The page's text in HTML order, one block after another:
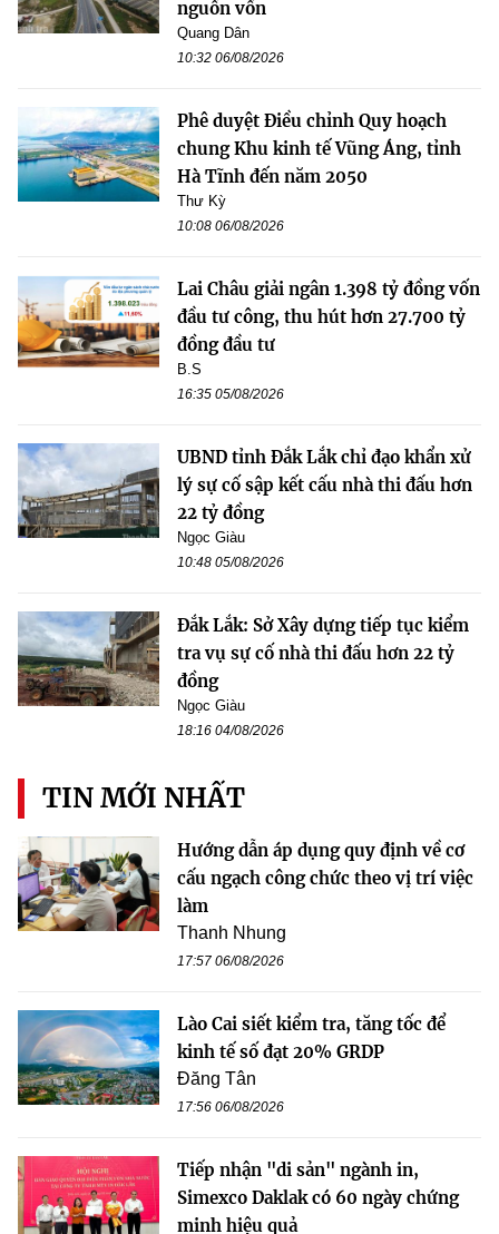
nguồn vốn
Quang Dân
10:32 06/08/2026
Phê duyệt Điều chỉnh Quy hoạch
chung Khu kinh tế Vũng Áng, tỉnh
Hà Tĩnh đến năm 2050
Thư Kỳ
10:08 06/08/2026
Lai Châu giải ngân 1.398 tỷ đồng vốn
đầu tư công, thu hút hơn 27.700 tỷ
đồng đầu tư
B.S
16:35 05/08/2026
UBND tỉnh Đắk Lắk chỉ đạo khẩn xử
lý sự cố sập kết cấu nhà thi đấu hơn
22 tỷ đồng
Ngọc Giàu
10:48 05/08/2026
Đắk Lắk: Sở Xây dựng tiếp tục kiểm
tra vụ sự cố nhà thi đấu hơn 22 tỷ
đồng
Ngọc Giàu
18:16 04/08/2026
TIN MỚI NHẤT
Hướng dẫn áp dụng quy định về cơ
cấu ngạch công chức theo vị trí việc
làm
Thanh Nhung
17:57 06/08/2026
Lào Cai siết kiểm tra, tăng tốc để
kinh tế số đạt 20% GRDP
Đăng Tân
17:56 06/08/2026
Tiếp nhận "di sản" ngành in,
Simexco Daklak có 60 ngày chứng
minh hiệu quả